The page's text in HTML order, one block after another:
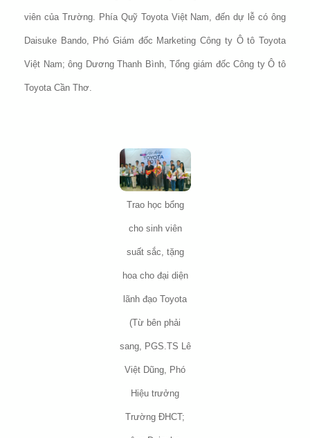
viên của Trường. Phía Quỹ Toyota Việt Nam, đến dự lễ có ông
Daisuke Bando, Phó Giám đốc Marketing Công ty Ô tô Toyota
Việt Nam; ông Dương Thanh Bình, Tổng giám đốc Công ty Ô tô
Toyota Cần Thơ.
Trao học bổng
cho sinh viên
suất sắc, tặng
hoa cho đại diện
lãnh đạo Toyota
(Từ bên phải
sang, PGS.TS Lê
Việt Dũng, Phó
Hiệu trưởng
Trường ĐHCT;